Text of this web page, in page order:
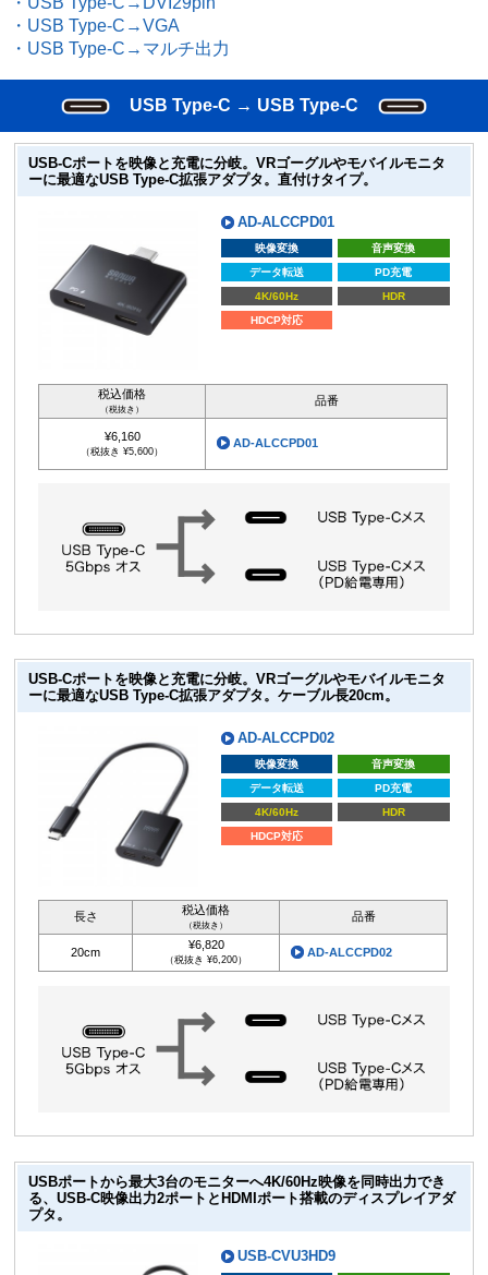
・USB Type-C→VGA
・USB Type-C→マルチ出力
USB Type-C → USB Type-C
USB-Cポートを映像と充電に分岐。VRゴーグルやモバイルモニタ
ーに最適なUSB Type-C拡張アダプタ。直付けタイプ。
AD-ALCCPD01
映像変換
音声変換
データ転送
PD充電
4K/60Hz
HDR
HDCP対応
税込価格
（税抜き）
品番
¥6,160
（税抜き ¥5,600）
AD-ALCCPD01
USB-Cポートを映像と充電に分岐。VRゴーグルやモバイルモニタ
ーに最適なUSB Type-C拡張アダプタ。ケーブル長20cm。
AD-ALCCPD02
映像変換
音声変換
データ転送
PD充電
4K/60Hz
HDR
HDCP対応
長さ 税込価格
（税抜き）
品番
20cm
¥6,820
（税抜き ¥6,200）
AD-ALCCPD02
USBポートから最大3台のモニターへ4K/60Hz映像を同時出力でき
る、USB-C映像出力2ポートとHDMIポート搭載のディスプレイアダ
プタ。
USB-CVU3HD9